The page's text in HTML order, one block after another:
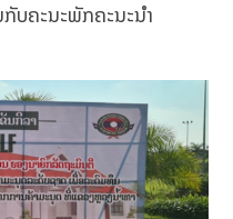
ບຄະນະພັກຄະນະນໍາ